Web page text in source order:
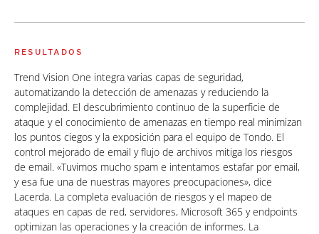
RESULTADOS
Trend Vision One integra varias capas de seguridad,
automatizando la detección de amenazas y reduciendo la
complejidad. El descubrimiento continuo de la superficie de
ataque y el conocimiento de amenazas en tiempo real minimizan
los puntos ciegos y la exposición para el equipo de Tondo. El
control mejorado de email y flujo de archivos mitiga los riesgos
de email. «Tuvimos mucho spam e intentamos estafar por email,
y esa fue una de nuestras mayores preocupaciones», dice
Lacerda. La completa evaluación de riesgos y el mapeo de
ataques en capas de red, servidores, Microsoft 365 y endpoints
optimizan las operaciones y la creación de informes. La